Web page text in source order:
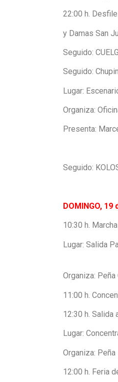
22:00 h.
y Damas San
Seguido:
Seguido:
Lugar:
Organiza:
Presenta:
Seguido:
DOMINGO,
10:30 h.
Lugar: Salida
del
Organiza:
11:00 h.
12:30 h. Salida
Lugar:
Organiza: Peña
12:00 h. Feria